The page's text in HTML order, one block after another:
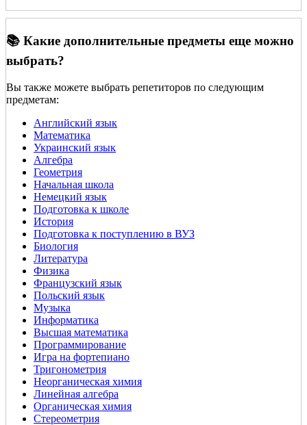
📚 Какие дополнительные предметы еще можно
выбрать?
Вы также можете выбрать репетиторов по следующим
предметам:
Английский язык
Математика
Украинский язык
Алгебра
Геометрия
Начальная школа
Немецкий язык
Подготовка к школе
История
Подготовка к поступлению в ВУЗ
Биология
Литература
Физика
Французский язык
Польский язык
Музыка
Информатика
Высшая математика
Программирование
Игра на фортепиано
Тригонометрия
Неорганическая химия
Линейная алгебра
Органическая химия
Стереометрия